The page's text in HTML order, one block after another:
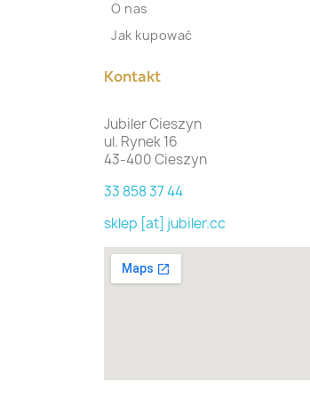
O nas
Jak kupować
Kontakt
Jubiler Cieszyn
ul. Rynek 16
43-400 Cieszyn
33 858 37 44
sklep [at] jubiler.cc